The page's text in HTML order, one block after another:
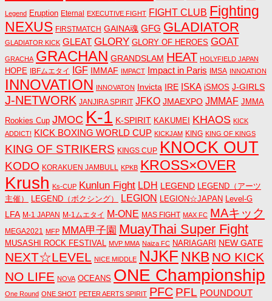
Legend Eruption Eternal EXECUTIVE FIGHT FIGHT CLUB Fighting
NEXUS FIRSTMATCH GAINA魂 GFG GLADIATOR
GLADIATOR KICK GLEAT GLORY GLORY OF HEROES GOAT
GRACHA GRACHAN GRANDSLAM HEAT HOLYFIELD JAPAN
HOPE IBFムエタイ IGF IMMAF IMPACT Impact in Paris IMSA INNOATION
INNOVATION INNOVATON Invicta IRE ISKA iSMOS J-GIRLS
J-NETWORK JANJIRA SPIRIT JFKO JMAEXPO JMMAF JMMA
Rookies Cup JMOC K-1 K-SPIRIT KAKUMEI KHAOS KICK
ADDICT! KICK BOXING WORLD CUP KICKJAM KING KING OF KINGS
KING OF STRIKERS KINGS CUP KNOCK OUT
KODO KORAKUEN JAMBULL KPKB KROSS×OVER
Krush Ks-CUP Kunlun Fight LDH LEGEND LEGEND（アーツ
主催）
LEGEND（ボクシング） LEGION LEGION☆JAPAN Level-G
LFA M-1 JAPAN M-1ムエタイ M-ONE MAS FIGHT MAX FC MAキック
MEGA2021 MFP MMA甲子園 MuayThai Super Fight
MUSASHI ROCK FESTIVAL MVP MMA Naiza FC NARIAGARI NEW GATE
NEXT☆LEVEL NICE MIDDLE NJKF NKB NO KICK
NO LIFE NOVA OCEANS ONE Championship
One Round ONE SHOT PETER AERTS SPIRIT PFC PFL POUNDOUT